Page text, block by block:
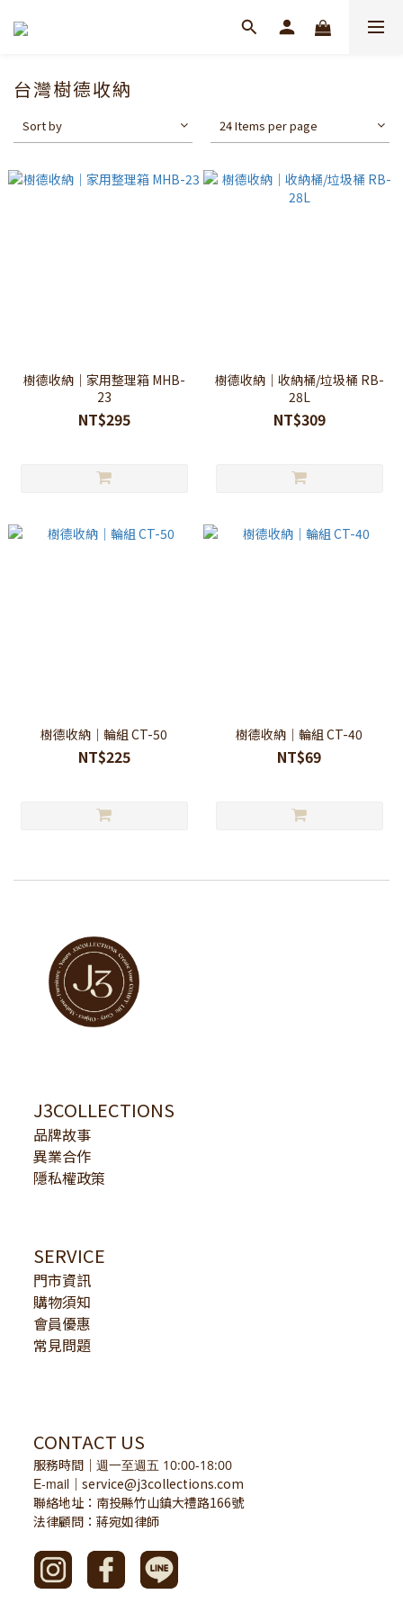
台灣樹德收納
Sort by 24 Items per page
樹德收納｜家用整理箱 MHB-
23
NT$295
樹德收納｜收納桶/垃圾桶 RB-
28L
NT$309
樹德收納｜輪組 CT-50
NT$225
樹德收納｜輪組 CT-40
NT$69
J3COLLECTIONS
品牌故事
異業合作
隱私權政策
SERVICE
門市資訊
購物須知
會員優惠
常見問題
CONTACT US
服務時間 ｜ 週一至週五 10:00-18:00
E-mail ｜ service@j3collections.com
聯絡地址：南投縣竹山鎮大禮路166號
法律顧問：蔣宛如律師